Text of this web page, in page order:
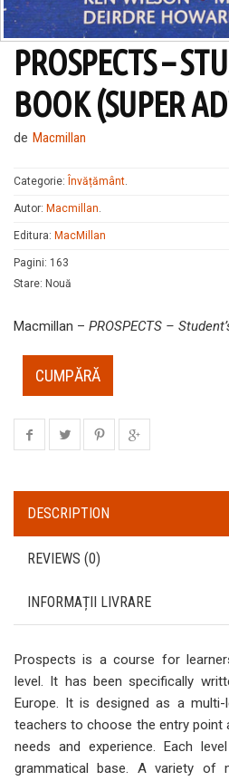
PROSPECTS –
BOOK (SUPER
de Macmillan
Categorie: Învățământ.
Autor: Macmillan.
Editura: MacMillan
Pagini: 163
Stare: Nouă
Macmillan – PROSPECTS –
CUMPĂRĂ
DESCRIPTION
REVIEWS (0)
INFORMAȚII LIVRARE
Prospects is a course for
level. It has been specifically
Europe. It is designed as a multi-
teachers to choose the entry point
needs and experience. Each
grammatical base. A variety of